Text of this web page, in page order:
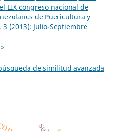
LIX congreso nacional de
de Puericultura y
3 (2013): Julio-Septiembre
de similitud avanzada